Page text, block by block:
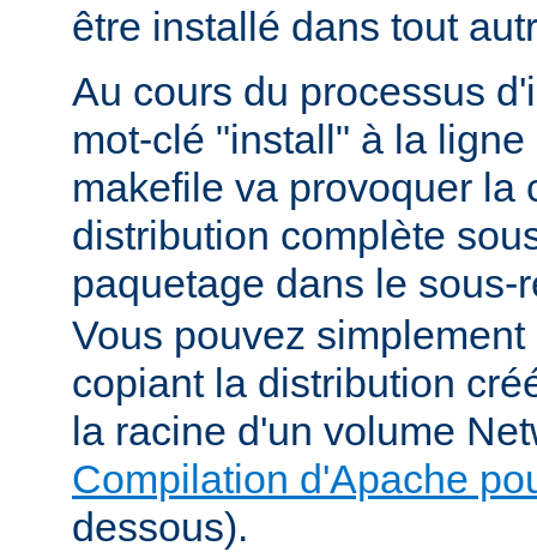
être installé dans tout
Au cours du processus
mot-clé "install" à la
makefile va provoquer la
distribution complète
paquetage dans le
Vous pouvez
copiant la distribution
la racine d'un volume
Compilation d'Apache
dessous).